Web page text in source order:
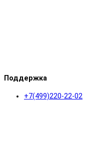
Поддержка
+7(499)220-22-02